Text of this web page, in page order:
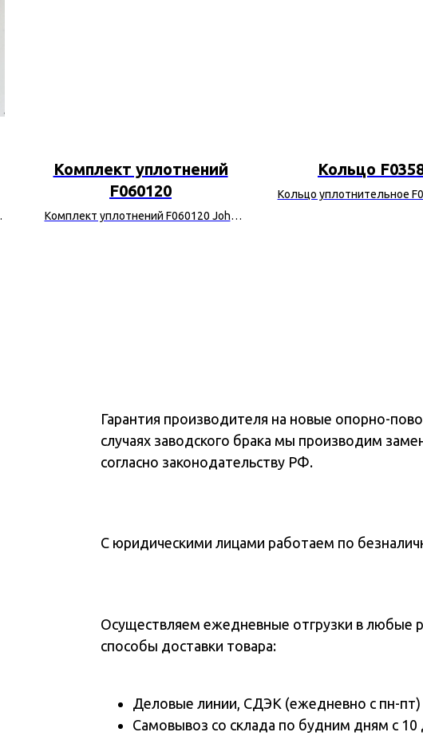
Комплект уплотнений
F060120
Комплект уплотнений F060120 John
Кольцо
Кольцо уплотнительное
Гарантия производителя на новые опорно-
случаях заводского брака мы производим
согласно законодательству РФ.
С юридическими лицами работаем по
Осуществляем ежедневные отгрузки в любые
способы доставки товара:
Деловые линии, СДЭК (ежедневно с пн-пт)
Самовывоз со склада по будним дням с